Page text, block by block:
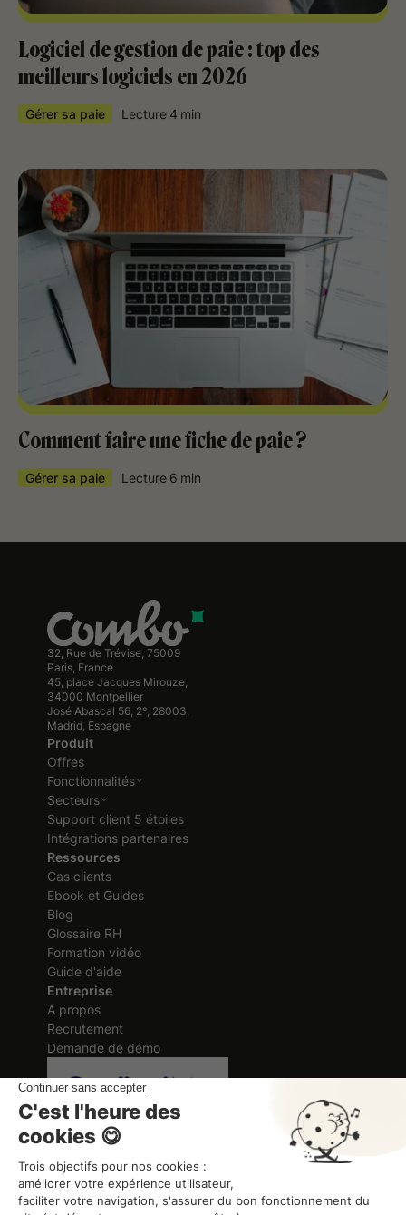
Logiciel de gestion de paie : top des
meilleurs logiciels en 2026
Gérer sa paie Lecture 4 min
Comment faire une fiche de paie ?
Gérer sa paie Lecture 6 min
32, Rue de Trévise, 75009
Paris, France
45, place Jacques Mirouze,
34000 Montpellier
José Abascal 56, 2º, 28003,
Madrid, Espagne
Produit
Offres
Fonctionnalités
Secteurs
Support client 5 étoiles
Intégrations partenaires
Ressources
Cas clients
Ebook et Guides
Blog
Glossaire RH
Formation vidéo
Guide d'aide
Entreprise
A propos
Recrutement
Demande de démo
Certification délivrée au titre des
actions de formation
ORGANISME DE FORMATION